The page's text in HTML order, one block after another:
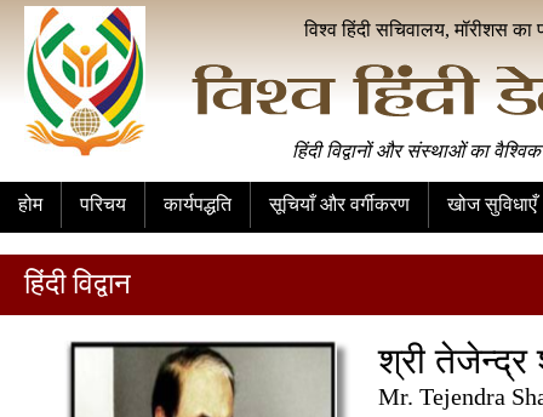
विश्व हिंदी सचिवालय, मॉरीशस का
हिंदी विद्वानों और संस्थाओं का
होम परिचय कार्यपद्धति सूचियाँ और वर्गीकरण खोज सुविधाएँ
हिंदी विद्वान
श्री तेजेन्द्र
Mr. Tejendra